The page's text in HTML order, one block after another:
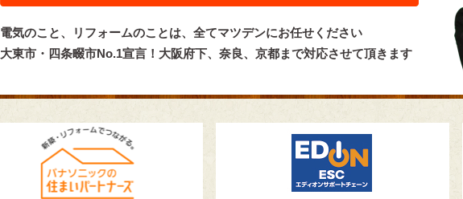
電気のこと、リフォームのことは、全てマツデンにお任せください
大東市・四条畷市No.1宣言！大阪府下、奈良、京都まで対応させて頂きます